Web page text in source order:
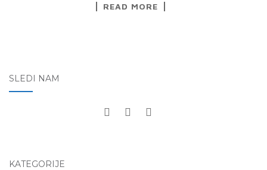
READ MORE
SLEDI NAM
KATEGORIJE